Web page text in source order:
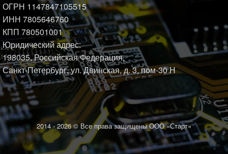
ОГРН 1147847105515
ИНН 7805646760
КПП 780501001
Юридический адрес:
198035, Российская Федерация,
Санкт-Петербург, ул. Двинская, д. 3, пом-30 Н
2014 -2026 © Все права защищены ООО «Старт»